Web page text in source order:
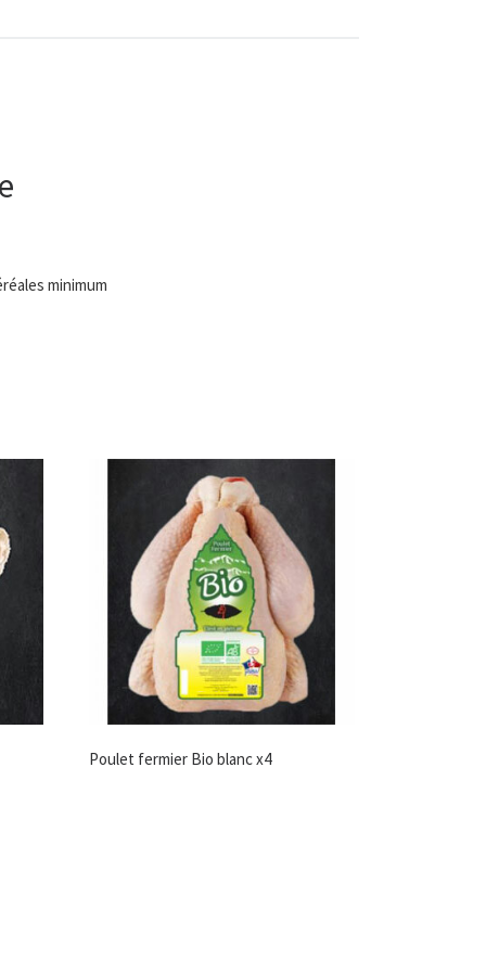
minimum
Poulet fermier Bio blanc x4